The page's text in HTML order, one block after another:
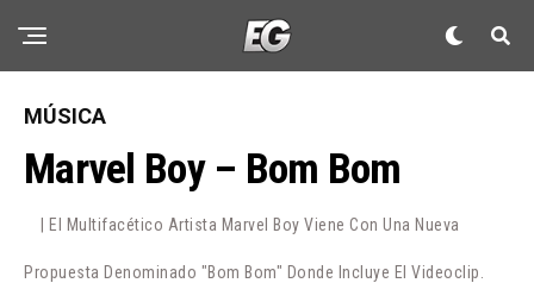
MÚSICA
Marvel Boy – Bom Bom
| El Multifacético Artista Marvel Boy Viene Con Una Nueva
Propuesta Denominado "Bom Bom" Donde Incluye El Videoclip.